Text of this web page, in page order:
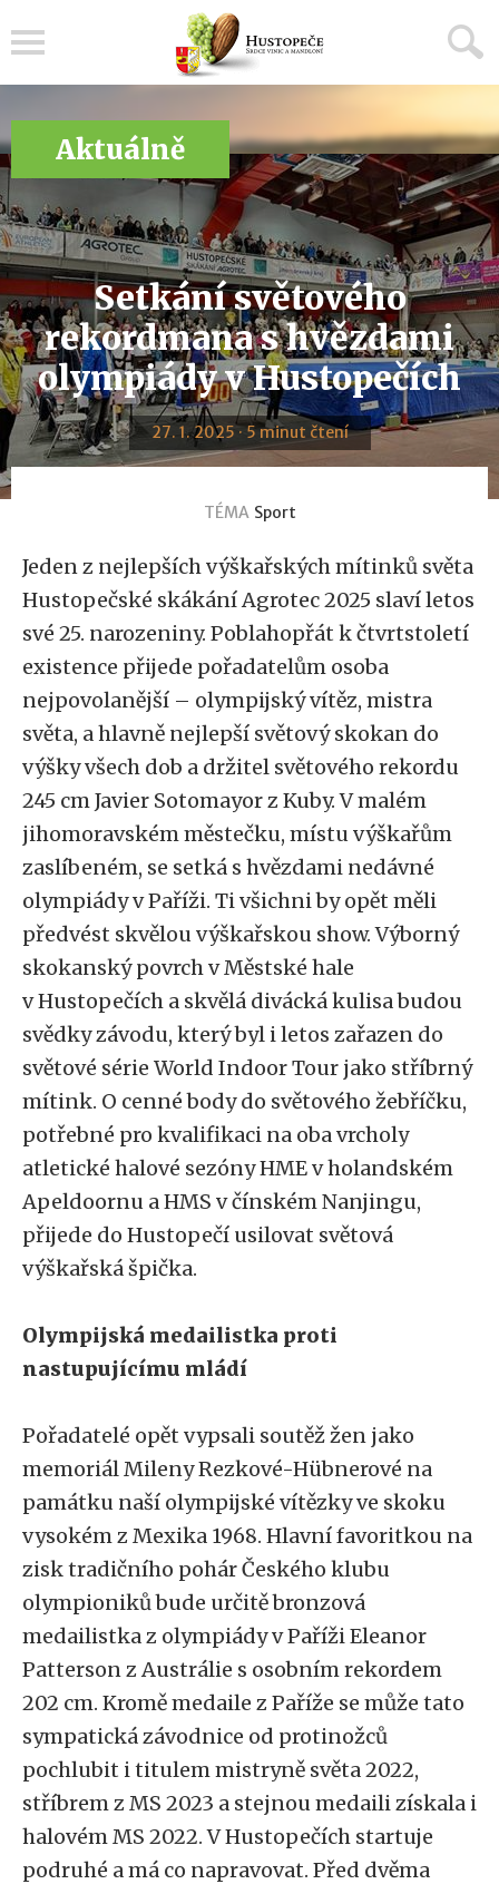
Aktuálně
Setkání světového
rekordmana s hvězdami
olympiády v Hustopečích
27. 1. 2025 · 5 minut čtení
TÉMA Sport
Jeden z nejlepších výškařských mítinků světa
Hustopečské skákání Agrotec 2025 slaví letos
své 25. narozeniny. Poblahopřát k čtvrtstoletí
existence přijede pořadatelům osoba
nejpovolanější – olympijský vítěz, mistra
světa, a hlavně nejlepší světový skokan do
výšky všech dob a držitel světového rekordu
245 cm Javier Sotomayor z Kuby. V malém
jihomoravském městečku, místu výškařům
zaslíbeném, se setká s hvězdami nedávné
olympiády v Paříži. Ti všichni by opět měli
předvést skvělou výškařskou show. Výborný
skokanský povrch v Městské hale
v Hustopečích a skvělá divácká kulisa budou
svědky závodu, který byl i letos zařazen do
světové série World Indoor Tour jako stříbrný
mítink. O cenné body do světového žebříčku,
potřebné pro kvalifikaci na oba vrcholy
atletické halové sezóny HME v holandském
Apeldoornu a HMS v čínském Nanjingu,
přijede do Hustopečí usilovat světová
výškařská špička.
Olympijská medailistka proti
nastupujícímu mládí
Pořadatelé opět vypsali soutěž žen jako
memoriál Mileny Rezkové-Hübnerové na
památku naší olympijské vítězky ve skoku
vysokém z Mexika 1968. Hlavní favoritkou na
zisk tradičního pohár Českého klubu
olympioniků bude určitě bronzová
medailistka z olympiády v Paříži Eleanor
Patterson z Austrálie s osobním rekordem
202 cm. Kromě medaile z Paříže se může tato
sympatická závodnice od protinožců
pochlubit i titulem mistryně světa 2022,
stříbrem z MS 2023 a stejnou medaili získala i
halovém MS 2022. V Hustopečích startuje
podruhé a má co napravovat. Před dvěma